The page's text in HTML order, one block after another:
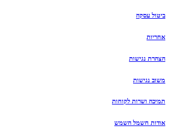
לקוחות
השמש